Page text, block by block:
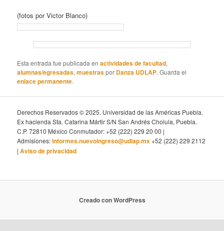
(fotos por Victor Blanco)
Esta entrada fue publicada enactividades de facultad,
alumnas/egresadas,muestraspor Danza UDLAP. Guarda el
enlace permanente.
Derechos Reservados © 2025. Universidad de las Américas Puebla.
Ex hacienda Sta. Catarina Mártir S/N San Andrés Cholula, Puebla.
C.P. 72810 México Conmutador: +52 (222) 229 20 00 |
Admisiones:informes.nuevoingreso@udlap.mx+52 (222) 229 2112
|Aviso de privacidad
Creado con WordPress